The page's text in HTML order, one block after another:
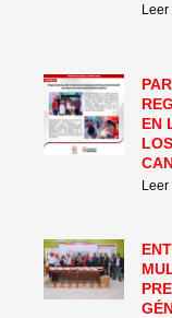
Leer
EN
Leer